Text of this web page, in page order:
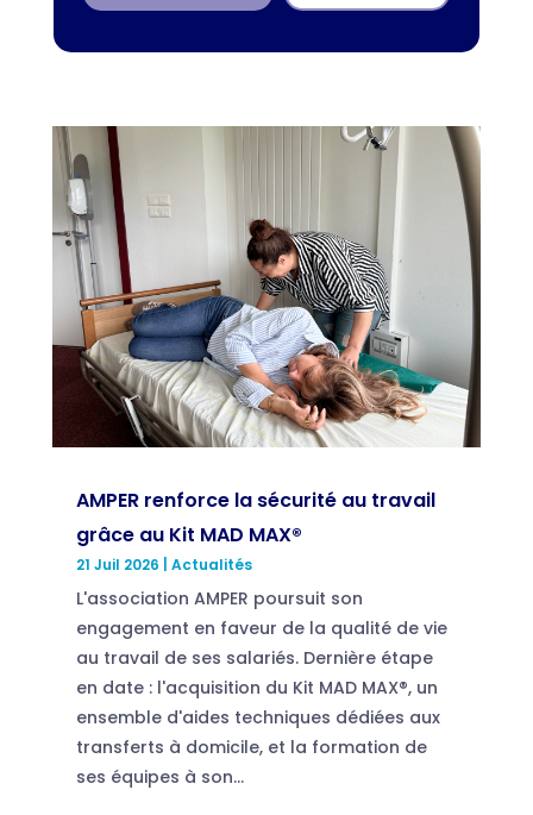
AMPER renforce la sécurité au travail
grâce au Kit MAD MAX®
21 Juil 2026 Actualités
L'association AMPER poursuit son
engagement en faveur de la qualité de vie
au travail de ses salariés. Dernière étape
en date : l'acquisition du Kit MAD MAX®, un
ensemble d'aides techniques dédiées aux
transferts à domicile, et la formation de
ses équipes à son...